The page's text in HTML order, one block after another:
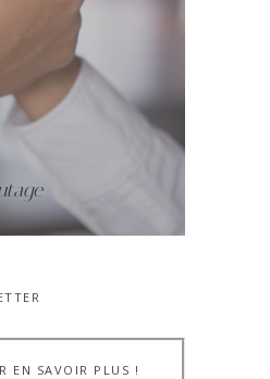
EN SAVOIR PLUS !